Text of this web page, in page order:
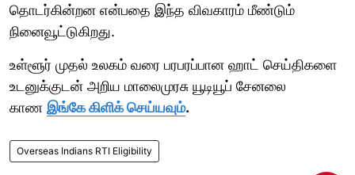
தொடர்கின்றன என்பதை இந்த விவகாரம் மீண்டும்
நினைவூட்டுகிறது.
உள்ளூர் முதல் உலகம் வரை பரபரப்பான ஹாட் செய்திகளை
உடனுக்குடன் அறிய மாலைமுரசு யூடியூப் சேனலை
காண இங்கே கிளிக் செய்யவும்.
Overseas Indians RTI Eligibility